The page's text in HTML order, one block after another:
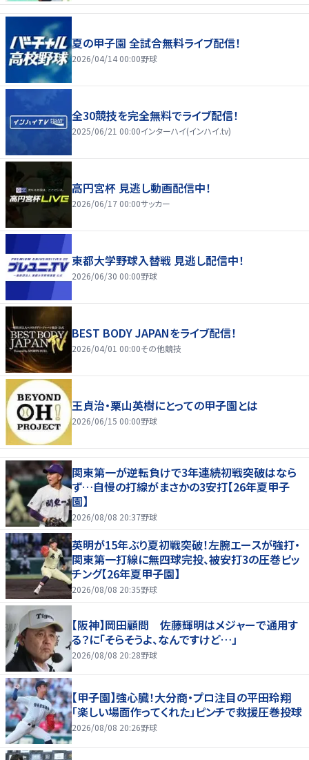
夏の甲子園 全試合無料ライブ配信！
2026/04/14 00:00野球
全30競技を完全無料でライブ配信！
2025/06/21 00:00インターハイ(インハイ.tv)
高円宮杯 見逃し動画配信中！
2026/06/17 00:00サッカー
東都大学野球入替戦 見逃し配信中！
2026/06/30 00:00野球
BEST BODY JAPANをライブ配信！
2026/04/01 00:00その他競技
王貞治・栗山英樹にとっての甲子園とは
2026/06/15 00:00野球
関東第一が逆転負けで3年連続初戦突破はなら
ず…自慢の打線がまさかの3安打【26年夏甲子
園】
2026/08/08 20:37野球
英明が15年ぶり夏初戦突破！左腕エースが強打・
関東第一打線に無四球完投、被安打3の圧巻ピッ
チング【26年夏甲子園】
2026/08/08 20:35野球
【阪神】岡田顧問 佐藤輝明はメジャーで通用す
る？に「そらそうよ、なんですけど…」
2026/08/08 20:28野球
【甲子園】強心臓！大分商・プロ注目の平田玲翔
「楽しい場面作ってくれた」ピンチで救援圧巻投球
2026/08/08 20:26野球